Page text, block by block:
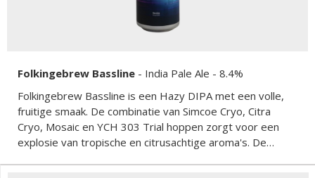
Folkingebrew Bassline - India Pale Ale - 8.4%
Folkingebrew Bassline is een Hazy DIPA met een volle,
fruitige smaak. De combinatie van Simcoe Cryo, Citra
Cryo, Mosaic en YCH 303 Trial hoppen zorgt voor een
explosie van tropische en citrusachtige aroma's. De